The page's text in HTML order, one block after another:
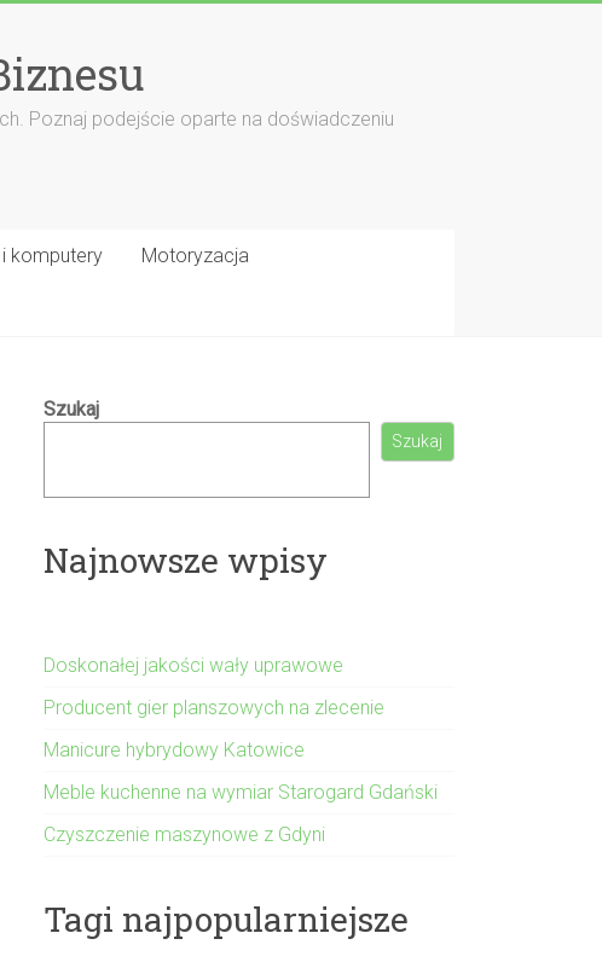
Poznaj podejście oparte na doświadczeniu
komputery Motoryzacja
Szukaj
Szukaj
Najnowsze wpisy
Doskonałej jakości wały uprawowe
Producent gier planszowych na zlecenie
Manicure hybrydowy Katowice
Meble kuchenne na wymiar Starogard Gdański
Czyszczenie maszynowe z Gdyni
Tagi najpopularniejsze